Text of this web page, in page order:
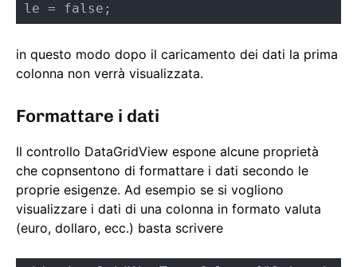
le = false;
in questo modo dopo il caricamento dei dati la prima
colonna non verrà visualizzata.
Formattare i dati
Il controllo DataGridView espone alcune proprietà
che copnsentono di formattare i dati secondo le
proprie esigenze. Ad esempio se si vogliono
visualizzare i dati di una colonna in formato valuta
(euro, dollaro, ecc.) basta scrivere